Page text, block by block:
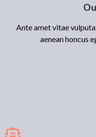
Ante amet vitae
aenean honcus